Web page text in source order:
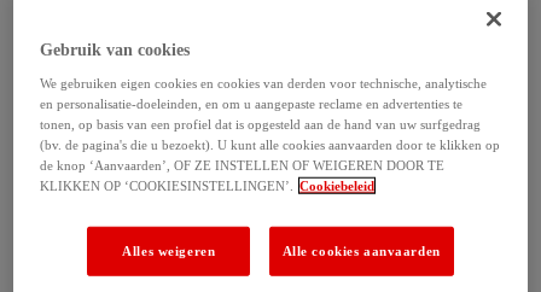
Gebruik van cookies
We gebruiken eigen cookies en cookies van derden voor technische, analytische
en personalisatie-doeleinden, en om u aangepaste reclame en advertenties te
tonen, op basis van een profiel dat is opgesteld aan de hand van uw surfgedrag
(bv. de pagina's die u bezoekt). U kunt alle cookies aanvaarden door te klikken op
de knop ‘Aanvaarden’, OF ZE INSTELLEN OF WEIGEREN DOOR TE
KLIKKEN OP ‘COOKIESINSTELLINGEN’.
Cookiebeleid
Alles weigeren Alle cookies aanvaarden